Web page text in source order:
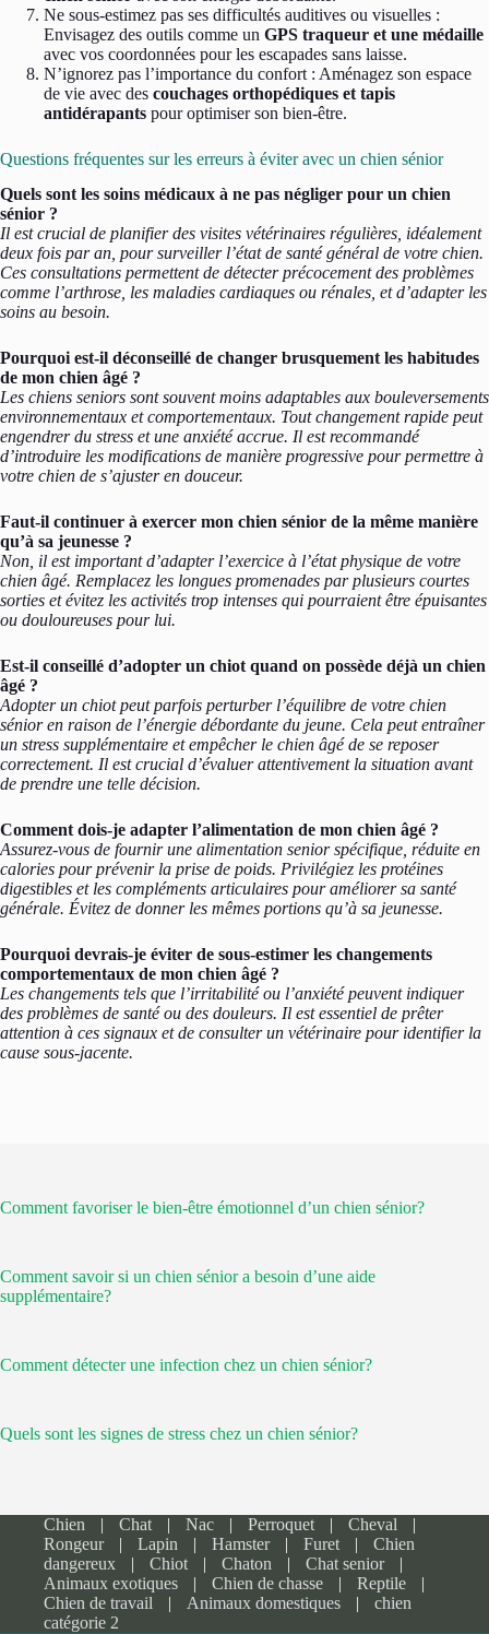
Ne sous-estimez pas ses difficultés auditives ou visuelles :
Envisagez des outils comme un GPS traqueur et une médaille
avec vos coordonnées pour les escapades sans laisse.
N’ignorez pas l’importance du confort : Aménagez son espace
de vie avec des couchages orthopédiques et tapis
antidérapants pour optimiser son bien-être.
Questions fréquentes sur les erreurs à éviter avec un chien sénior
Quels sont les soins médicaux à ne pas négliger pour un chien
sénior ?
Il est crucial de planifier des visites vétérinaires régulières, idéalement
deux fois par an, pour surveiller l’état de santé général de votre chien.
Ces consultations permettent de détecter précocement des problèmes
comme l’arthrose, les maladies cardiaques ou rénales, et d’adapter les
soins au besoin.
Pourquoi est-il déconseillé de changer brusquement les habitudes
de mon chien âgé ?
Les chiens seniors sont souvent moins adaptables aux bouleversements
environnementaux et comportementaux. Tout changement rapide peut
engendrer du stress et une anxiété accrue. Il est recommandé
d’introduire les modifications de manière progressive pour permettre à
votre chien de s’ajuster en douceur.
Faut-il continuer à exercer mon chien sénior de la même manière
qu’à sa jeunesse ?
Non, il est important d’adapter l’exercice à l’état physique de votre
chien âgé. Remplacez les longues promenades par plusieurs courtes
sorties et évitez les activités trop intenses qui pourraient être épuisantes
ou douloureuses pour lui.
Est-il conseillé d’adopter un chiot quand on possède déjà un chien
âgé ?
Adopter un chiot peut parfois perturber l’équilibre de votre chien
sénior en raison de l’énergie débordante du jeune. Cela peut entraîner
un stress supplémentaire et empêcher le chien âgé de se reposer
correctement. Il est crucial d’évaluer attentivement la situation avant
de prendre une telle décision.
Comment dois-je adapter l’alimentation de mon chien âgé ?
Assurez-vous de fournir une alimentation senior spécifique, réduite en
calories pour prévenir la prise de poids. Privilégiez les protéines
digestibles et les compléments articulaires pour améliorer sa santé
générale. Évitez de donner les mêmes portions qu’à sa jeunesse.
Pourquoi devrais-je éviter de sous-estimer les changements
comportementaux de mon chien âgé ?
Les changements tels que l’irritabilité ou l’anxiété peuvent indiquer
des problèmes de santé ou des douleurs. Il est essentiel de prêter
attention à ces signaux et de consulter un vétérinaire pour identifier la
cause sous-jacente.
Comment favoriser le bien-être émotionnel d’un chien sénior?
Comment savoir si un chien sénior a besoin d’une aide
supplémentaire?
Comment détecter une infection chez un chien sénior?
Quels sont les signes de stress chez un chien sénior?
Chien Chat Nac Perroquet
Cheval
Rongeur
Lapin Hamster Furet
Chien
dangereux
Chiot Chaton
Chat senior
Animaux exotiques
Chien de chasse
Reptile
Chien de travail
Animaux domestiques
chien
catégorie 2